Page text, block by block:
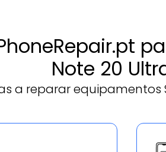
Note 20
a reparar equipamentos